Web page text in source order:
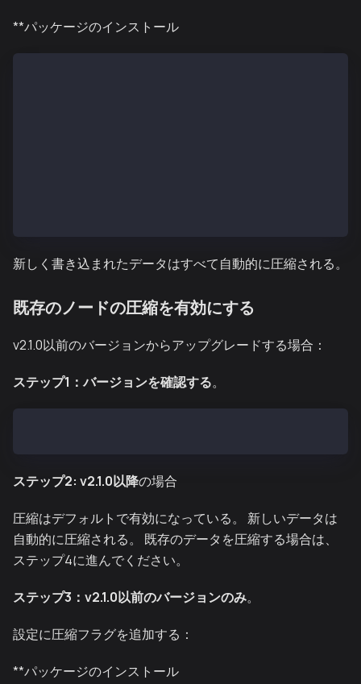
**パッケージのインストール
新しく書き込まれたデータはすべて自動的に圧縮される。
既存のノードの圧縮を有効にする
v2.1.0以前のバージョンからアップグレードする場合：
ステップ1：バージョンを確認する。
ステップ2: v2.1.0以降の場合
圧縮はデフォルトで有効になっている。 新しいデータは
自動的に圧縮される。 既存のデータを圧縮する場合は、
ステップ4に進んでください。
ステップ3：v2.1.0以前のバージョンのみ。
設定に圧縮フラグを追加する：
**パッケージのインストール